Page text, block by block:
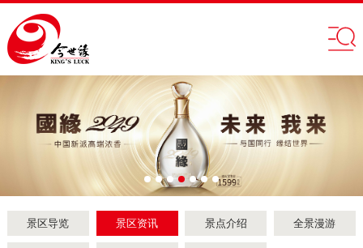
景区导览 景区资讯 景点介绍 全景漫游